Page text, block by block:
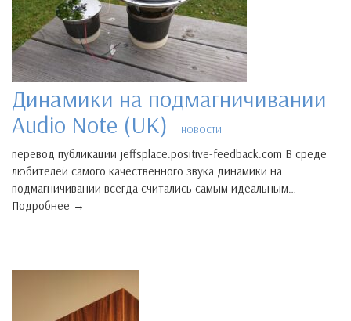
Динамики на подмагничивании
Audio Note (UK)
НОВОСТИ
перевод публикации jeffsplace.positive-feedback.com В среде
любителей самого качественного звука динамики на
подмагничивании всегда считались самым идеальным…
Подробнее →